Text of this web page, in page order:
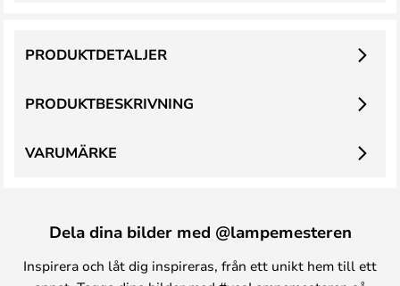
PRODUKTBESKRIVNING
PRODUKTDETALJER
VARUMÄRKE
Dela dina bilder med @lampemesteren
Inspirera och låt dig inspireras, från ett unikt hem till ett